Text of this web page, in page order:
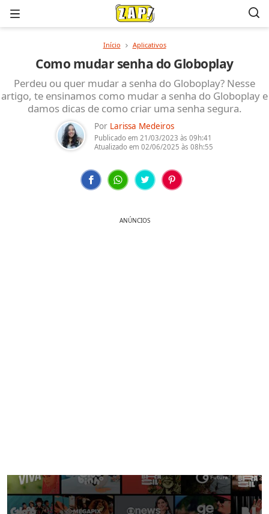
Menu
Início Aplicativos
Como mudar senha do Globoplay
Perdeu ou quer mudar a senha do Globoplay? Nesse
artigo, te ensinamos como mudar a senha do Globoplay e
damos dicas de como criar uma senha segura.
Por Larissa Medeiros
Publicado em 21/03/2023 às 09h:41
Atualizado em 02/06/2025 às 08h:55
ANÚNCIOS